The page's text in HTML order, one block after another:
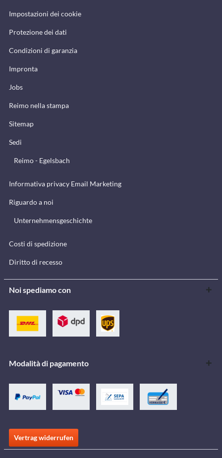
Impostazioni dei cookie
Protezione dei dati
Condizioni di garanzia
Impronta
Jobs
Reimo nella stampa
Sitemap
Sedi
Reimo - Egelsbach
Informativa privacy Email Marketing
Riguardo a noi
Unternehmensgeschichte
Costi di spedizione
Diritto di recesso
Noi spediamo con
Modalità di pagamento
Vertrag widerrufen